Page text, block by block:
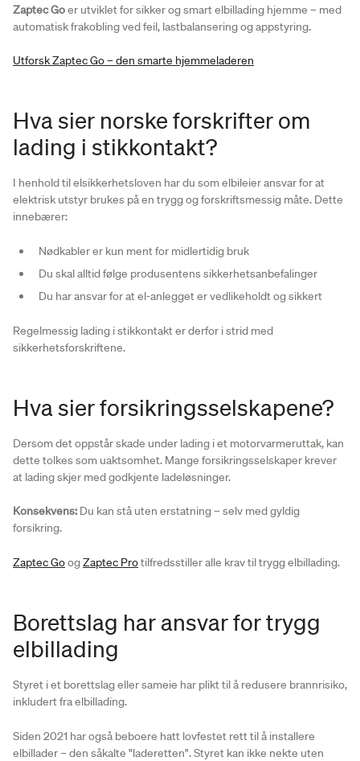
Zaptec Goer utviklet for sikker og smart elbillading hjemme – med
automatisk frakobling ved feil, lastbalansering og appstyring.
Utforsk Zaptec Go – den smarte hjemmeladeren
Hva sier norske forskrifter om
lading i stikkontakt?
I henhold til elsikkerhetsloven har du som elbileier ansvar for at
elektrisk utstyr brukes på en trygg og forskriftsmessig måte. Dette
innebærer:
Nødkabler er kun ment for midlertidig bruk
Du skal alltid følge produsentens sikkerhetsanbefalinger
Du har ansvar for at el-anlegget er vedlikeholdt og sikkert
Regelmessig lading i stikkontakt er derfor i strid med
sikkerhetsforskriftene.
Hva sier forsikringsselskapene?
Dersom det oppstår skade under lading i et motorvarmeruttak, kan
dette tolkes som uaktsomhet. Mange forsikringsselskaper krever
at lading skjer med godkjente ladeløsninger.
Konsekvens: Du kan stå uten erstatning – selv med gyldig
forsikring.
Zaptec GoogZaptec Protilfredsstiller alle krav til trygg elbillading.
Borettslag har ansvar for trygg
elbillading
Styret i et borettslag eller sameie har plikt til å redusere brannrisiko,
inkludert fra elbillading.
Siden 2021 har også beboere hatt lovfestet rett til å installere
elbillader – den såkalte "laderetten". Styret kan ikke nekte uten